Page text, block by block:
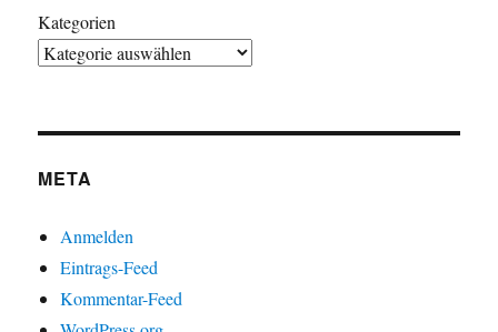
Kategorien
META
Anmelden
Eintrags-Feed
Kommentar-Feed